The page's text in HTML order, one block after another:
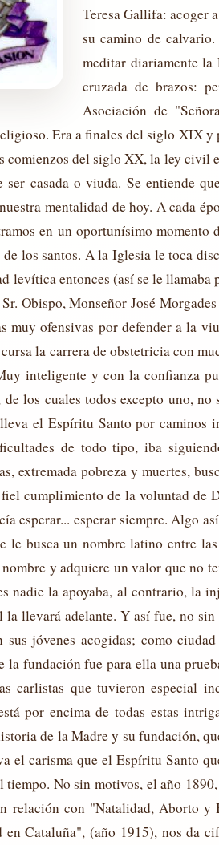
Teresa Gallifa: acoger
su camino de
meditar diariamente
cruzada de brazos:
Asociación de
Era a finales del siglo XIX
comienzos del siglo XX, la ley
ser casada o viuda. Se entiende
mentalidad de hoy. A cada
en un oportunísimo
los santos. A la Iglesia le toca
levítica entonces (así se le
Obispo, Monseñor José
muy ofensivas por defender a la
la carrera de obstetricia con
inteligente y con la confianza
de los cuales todos excepto uno,
el Espíritu Santo por caminos
de todo tipo, iba
extremada pobreza y muertes,
cumplimiento de la voluntad de
esperar... esperar siempre. Algo
le busca un nombre latino entre
y adquiere un valor que no
nadie la apoyaba, al contrario, la
llevará adelante. Y así fue, no
sus jóvenes acogidas; como
la fundación fue para ella una
carlistas que tuvieron especial
por encima de todas estas
de la Madre y su fundación,
el carisma que el Espíritu Santo
No sin motivos, el año
relación con "Natalidad, Aborto
Cataluña", (año 1915), nos da